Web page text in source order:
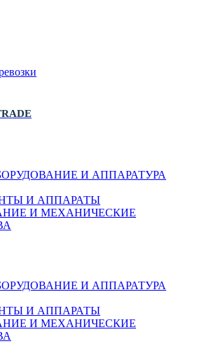
И АППАРАТУРА
И АППАРАТЫ
И МЕХАНИЧЕСКИЕ
И АППАРАТУРА
И АППАРАТЫ
И МЕХАНИЧЕСКИЕ